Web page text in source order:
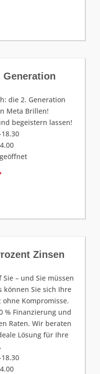
Generation
die 2. Generation
Meta Brillen!
begeistern lassen!
Zinsen
– und Sie müssen
können Sie sich Ihre
Kompromisse.
% Finanzierung und
Raten. Wir beraten
Lösung für Ihre